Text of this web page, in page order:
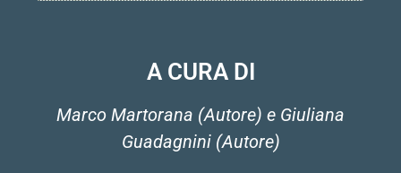
A CURA DI
Marco Martorana (Autore) e Giuliana
Guadagnini (Autore)